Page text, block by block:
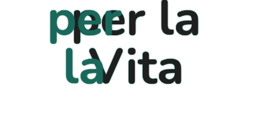
per la
Vita
per
la
389 526 1635
Scrivici:
info@speranzaperlavita.it